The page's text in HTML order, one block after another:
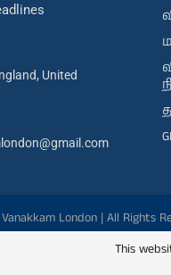
United
London | All Rights
This